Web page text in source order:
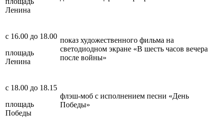
Ленина
с 16.00 до 18.00
площадь
Ленина
показ художественного фильма на
светодиодном экране «В шесть часов вечера
после войны»
с 18.00 до 18.15
площадь
Победы
флэш-моб с исполнением песни «День
Победы»